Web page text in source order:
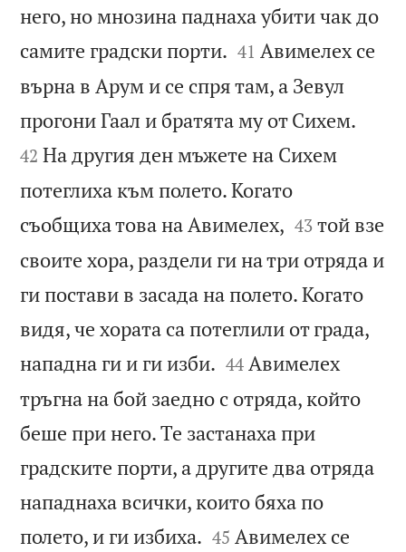
него, но мнозина паднаха убити чак до
самите градски порти. 

41 Авимелех се
върна в Арум и се спря там, а Зевул
прогони Гаал и братята му от Сихем.
42 На другия ден мъжете на Сихем
потеглиха към полето. Когато
съобщиха това на Авимелех, 

43 той взе
своите хора, раздели ги на три отряда и
ги постави в засада на полето. Когато
видя, че хората са потеглили от града,
нападна ги и ги изби. 

44 Авимелех
тръгна на бой заедно с отряда, който
беше при него. Те застанаха при
градските порти, а другите два отряда
нападнаха всички, които бяха по
полето, и ги избиха. 

45 Авимелех се